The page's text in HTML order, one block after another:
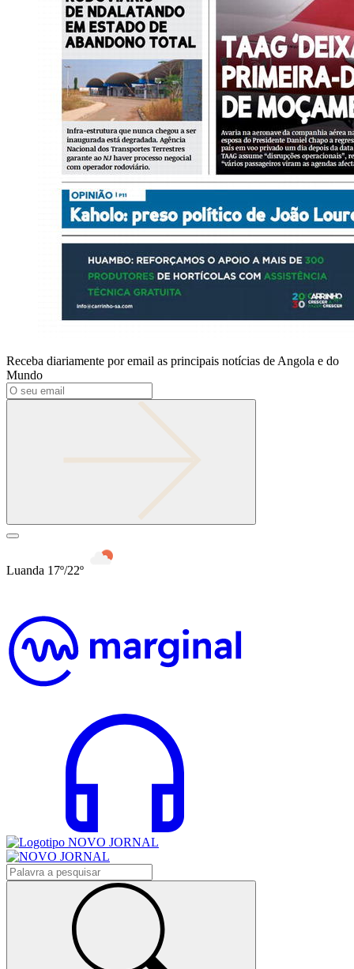
Receba diariamente por email as principais notícias de Angola e do
Mundo
Luanda 17º/22º